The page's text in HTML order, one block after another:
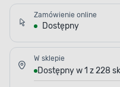
Zamówienie online
Dostępny
W sklepie
Dostępny w 1 z 228